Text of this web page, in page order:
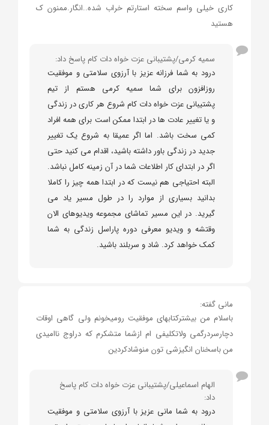
کاری خیلی واسم سخته استارتم خراب شده..انگار.ممنون ک
هستید
سمیه کرمی/پشتیبانی عزت خواه دات کام پاسخ داد:
درود به شما فرزانه عزیز با آرزوی سلامتی و موفقیت
روزافزون برای شما سمیه کرمی هستم از تیم
پشتیبانی عزت خواه دات کام شروع هر کاری در زندگی
و یا تغییر عادت ها در ابتدا ممکن است برای همه افراد
کمی سخت باشد. اما اگر عمیقا به شروع یک تغییر
جدید در زندگی باور داشته باشید، اقدام می کنید حتی
اگر در ابتدای کار اطلاعات شما در آن زمینه کامل نباشد.
البته احتیاجی هم نیست که در ابتدا همه چیز را کاملا
بدانید بسیاری از موارد را در طول مسیر یاد می
گیرید. در این مسیر تماشای مجموعه ویدیوهای الان
وقتشه و ویدیو معرفی دوره پاراسل زندگی به شما
کمک خواهد کرد. شاد و سربلند باشید.
مانی گفته:
باسلام من بیشترکتابهای موفقیت رومیخونم ولی گاهی اوقات
دچارسردرگمی ولاتکلیفی ام ازشما متشکرم که دراوج ناامیدی
من باسخنان انگیزشی تون منوشادکردین
الهام اسماعیلی/پشتیبانی عزت خواه دات کام پاسخ
داد:
درود به شما مانی عزیز با آرزوی سلامتی و موفقیت